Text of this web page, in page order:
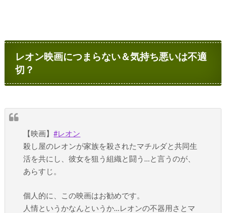
レオン映画につまらない＆気持ち悪いは不適
切？
【映画】#レオン
殺し屋のレオンが家族を殺されたマチルダと共同生
活を共にし、彼女を狙う組織と闘う…と言うのが、
あらすじ。
個人的に、この映画はお勧めです。
人情というかなんというか…レオンの不器用さとマ